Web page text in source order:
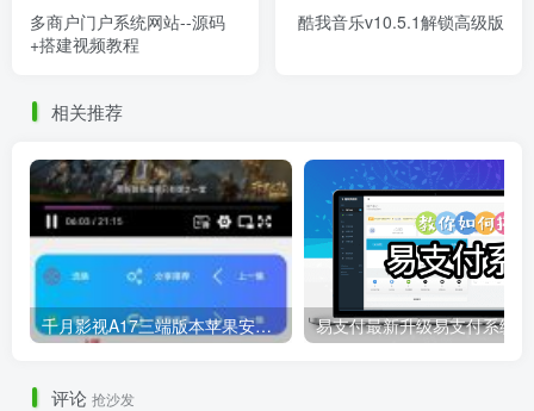
多商户门户系统网站--源码
+搭建视频教程
酷我音乐v10.5.1解锁高级版
相关推荐
千月影视A17三端版本苹果安卓H5源码详细搭建教程视频
评论 抢沙发